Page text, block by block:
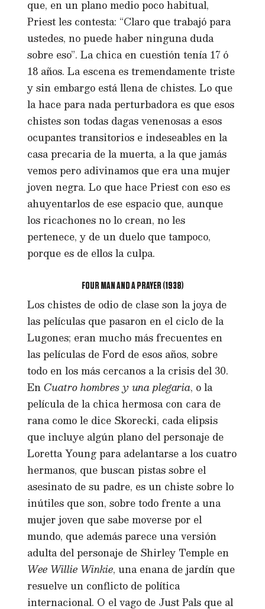
que, en un plano medio poco habitual,
Priest les contesta: “Claro que trabajó para
ustedes, no puede haber ninguna duda
sobre eso”. La chica en cuestión tenía 17 ó
18 años. La escena es tremendamente triste
y sin embargo está llena de chistes. Lo que
la hace para nada perturbadora es que esos
chistes son todas dagas venenosas a esos
ocupantes transitorios e indeseables en la
casa precaria de la muerta, a la que jamás
vemos pero adivinamos que era una mujer
joven negra. Lo que hace Priest con eso es
ahuyentarlos de ese espacio que, aunque
los ricachones no lo crean, no les
pertenece, y de un duelo que tampoco,
porque es de ellos la culpa.
FOUR MAN AND A PRAYER (1938)
Los chistes de odio de clase son la joya de
las películas que pasaron en el ciclo de la
Lugones; eran mucho más frecuentes en
las películas de Ford de esos años, sobre
todo en los más cercanos a la crisis del 30.
EnCuatro hombres y una plegaria, o la
película de la chica hermosa con cara de
rana como le dice Skorecki, cada elipsis
que incluye algún plano del personaje de
Loretta Young para adelantarse a los cuatro
hermanos, que buscan pistas sobre el
asesinato de su padre, es un chiste sobre lo
inútiles que son, sobre todo frente a una
mujer joven que sabe moverse por el
mundo, que además parece una versión
adulta del personaje de Shirley Temple en
Wee Willie Winkie, una enana de jardín que
resuelve un conflicto de política
internacional. O el vago de Just Pals que al